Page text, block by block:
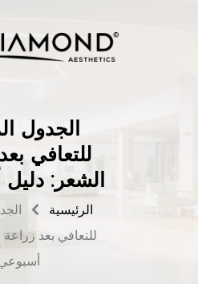
الجدول
للتعافي
الشعر:
الرئيسية
للتعافي بعد